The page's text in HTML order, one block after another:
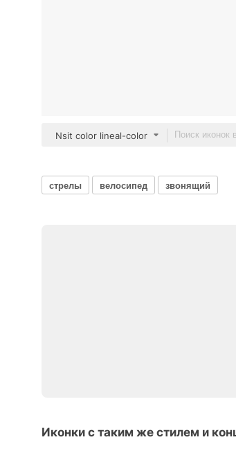
Nsit color lineal-color
стрелы велосипед звонящий
Иконки с таким же стилем и